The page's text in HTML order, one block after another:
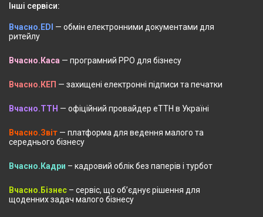
Інші сервіси:
Вчасно.EDI — обмін електронними документами для
ритейлу
Вчасно.Каса — програмний РРО для бізнесу
Вчасно.КЕП — захищені електронні підписи та печатки
Вчасно.ТТН — офіційний провайдер еТТН в Україні
Вчасно.Звіт — платформа для ведення малого та
середнього бізнесу
Вчасно.Кадри – кадровий облік без паперів і турбот
Вчасно.Бізнес – сервіс, що об’єднує рішення для
щоденних задач малого бізнесу